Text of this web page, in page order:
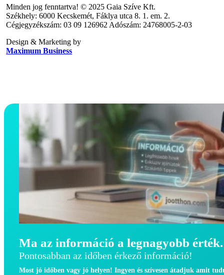
Minden jog fenntartva! © 2025 Gaia Szíve Kft.
Székhely: 6000 Kecskemét, Fáklya utca 8. 1. em. 2.
Cégjegyzékszám: 03 09 126962 Adószám: 24768005-2-03
Design & Marketing by
Maximum Business
Ma az információ a legnagyobb érték.
Pontosabban az időben érkező információ!
Most jó időben vagy jó helyen! Ingyen és szívesen átadjuk amit